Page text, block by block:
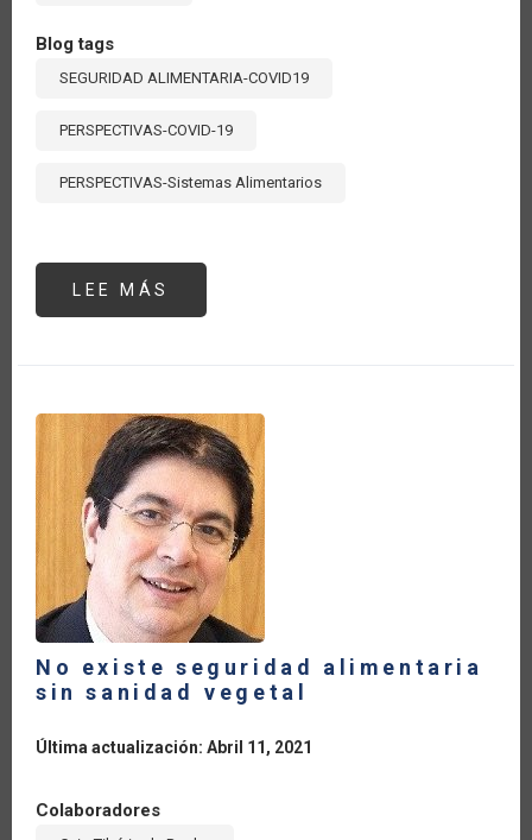
Blog tags
SEGURIDAD ALIMENTARIA-COVID19
PERSPECTIVAS-COVID-19
PERSPECTIVAS-Sistemas Alimentarios
LEE MÁS
SECURITY
No existe seguridad alimentaria
sin sanidad vegetal
Última actualización: Abril 11, 2021
Colaboradores